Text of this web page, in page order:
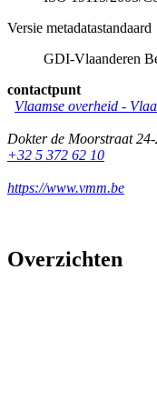
Versie metadatastandaard
GDI-Vlaanderen
contactpunt
Vlaamse overheid -
Dokter de Moorstraat
+32 5 372 62 10
https://www.vmm.be
Overzichten